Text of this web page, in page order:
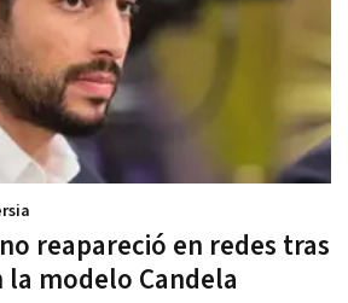
reapareció en redes tras
la modelo Candela